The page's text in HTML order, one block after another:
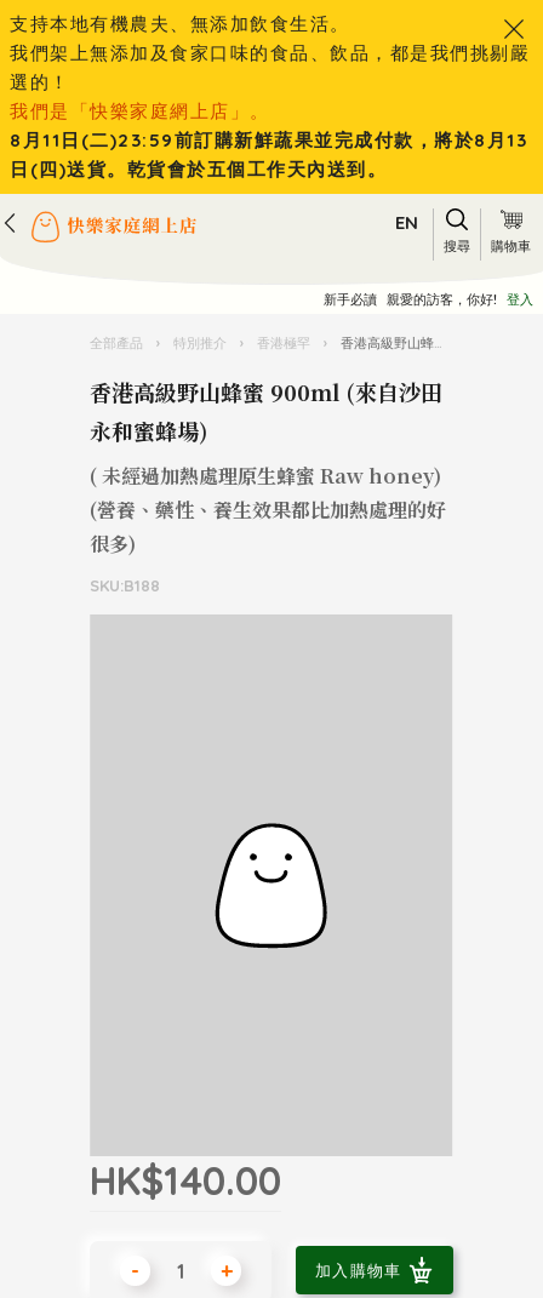
支持本地有機農夫、無添加飲食生活。
我們架上無添加及食家口味的食品、飲品，都是我們挑剔嚴
選的！
我們是「快樂家庭網上店」。
8月11日(二)23:59前訂購新鮮蔬果並完成付款，將於8月13
日(四)送貨。乾貨會於五個工作天內送到。
EN
搜尋 購物車
新手必讀 親愛的訪客，你好! 登入
全部產品 › 特別推介 › 香港極罕 › 香港高級野山蜂蜜 900ml (來自沙田永和蜜蜂場)
香港高級野山蜂蜜 900ml (來自沙田
永和蜜蜂場)
( 未經過加熱處理原生蜂蜜 Raw honey)
(營養、藥性、養生效果都比加熱處理的好
很多)
SKU:B188
HK$140.00
- + 加入購物車